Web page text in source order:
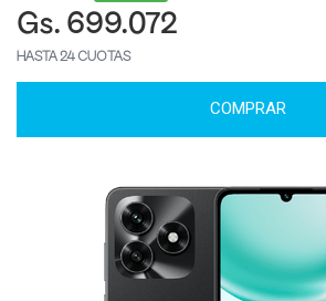
Gs. 699.072
HASTA 24 CUOTAS
COMPRAR